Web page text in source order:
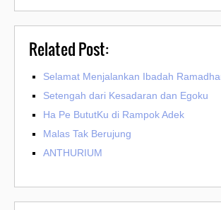
Related Post:
Selamat Menjalankan Ibadah
Setengah dari Kesadaran dan Egoku
Ha Pe BututKu di Rampok Adek
Malas Tak Berujung
ANTHURIUM